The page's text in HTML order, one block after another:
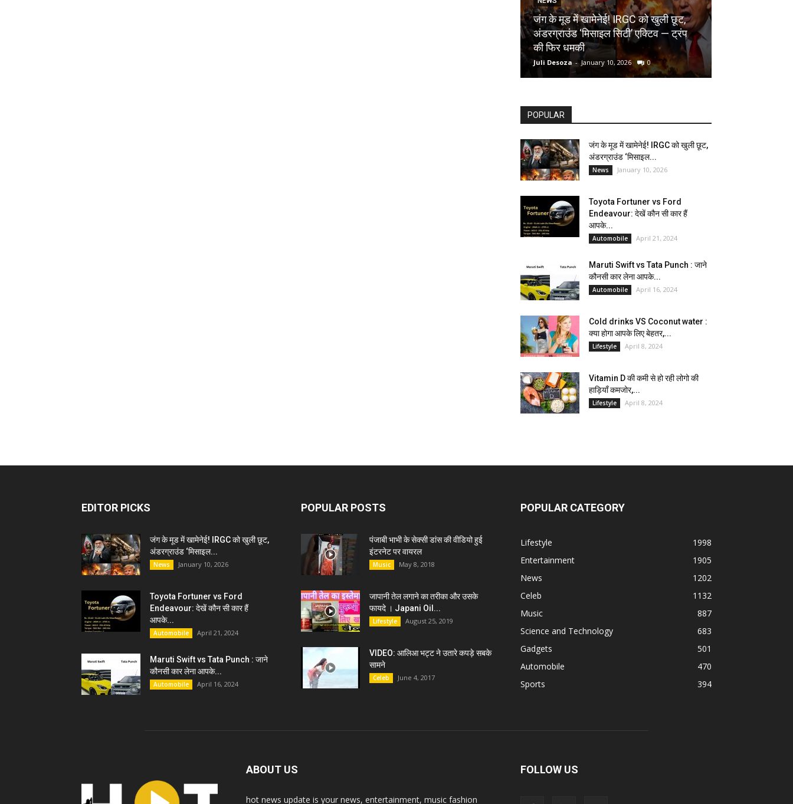
जंग के मूड में खामेनेई! IRGC को खुली छूट,
अंडरग्राउंड ‘मिसाइल सिटी’ एक्टिव — ट्रंप
की फिर धमकी
Juli Desoza - January 10, 2026 0
POPULAR
जंग के मूड में खामेनेई! IRGC को खुली छूट,
अंडरग्राउंड ‘मिसाइल...
News January 10, 2026
Toyota Fortuner vs Ford
Endeavour: देखें कौन सी कार हैं
आपके...
Automobile April 21, 2024
Maruti Swift vs Tata Punch : जाने
कौनसी कार लेना आपके...
Automobile April 16, 2024
Cold drinks VS Coconut water :
क्या होगा आपके लिए बेहतर,...
Lifestyle April 8, 2024
Vitamin D की कमी से हो रही लोगो की
हाड़ियाँ कमजोर,...
Lifestyle April 8, 2024
EDITOR PICKS
जंग के मूड में खामेनेई! IRGC को खुली छूट,
अंडरग्राउंड ‘मिसाइल...
News January 10, 2026
Toyota Fortuner vs Ford
Endeavour: देखें कौन सी कार हैं
आपके...
Automobile April 21, 2024
Maruti Swift vs Tata Punch : जाने
कौनसी कार लेना आपके...
Automobile April 16, 2024
POPULAR POSTS
पंजाबी भाभी के सेक्सी डांस की वीडियो हुई
इंटरनेट पर वायरल
Music May 8, 2018
जापानी तेल लगाने का तरीका और उसके
फायदे । Japani Oil...
Lifestyle August 25, 2019
VIDEO: आलिआ भट्ट ने उतारे कपड़े सबके
सामने
Celeb June 4, 2017
POPULAR CATEGORY
Lifestyle
1998
Entertainment
1905
News
1202
Celeb
1132
Music
887
Science and Technology
683
Gadgets
501
Automobile
470
Sports
394
ABOUT US
hot news update is your news, entertainment, music fashion
FOLLOW US